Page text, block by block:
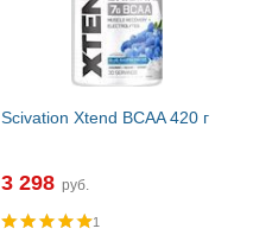
Scivation Xtend BCAA 420 г
3 298 руб.
1